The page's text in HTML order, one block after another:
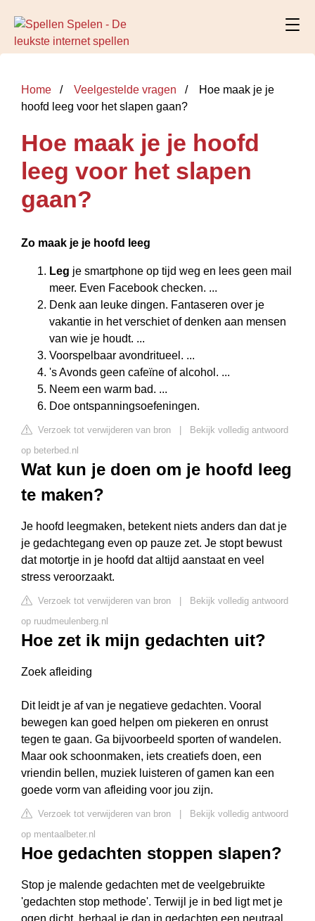
Home Veelgestelde vragen
Hoe maak je je
hoofd leeg voor het slapen gaan?
Hoe maak je je hoofd
leeg voor het slapen
gaan?
Zo maak je je hoofd leeg
Leg je smartphone op tijd weg en lees geen mail
meer. Even Facebook checken. ...
Denk aan leuke dingen. Fantaseren over je
vakantie in het verschiet of denken aan mensen
van wie je houdt. ...
Voorspelbaar avondritueel. ...
's Avonds geen cafeïne of alcohol. ...
Neem een warm bad. ...
Doe ontspanningsoefeningen.
Verzoek tot verwijderen van bron
Bekijk volledig antwoord
op beterbed.nl
Wat kun je doen om je hoofd leeg
te maken?
Je hoofd leegmaken, betekent niets anders dan dat je
je gedachtegang even op pauze zet. Je stopt bewust
dat motortje in je hoofd dat altijd aanstaat en veel
stress veroorzaakt.
Verzoek tot verwijderen van bron
Bekijk volledig antwoord
op ruudmeulenberg.nl
Hoe zet ik mijn gedachten uit?
Zoek afleiding
Dit leidt je af van je negatieve gedachten. Vooral
bewegen kan goed helpen om piekeren en onrust
tegen te gaan. Ga bijvoorbeeld sporten of wandelen.
Maar ook schoonmaken, iets creatiefs doen, een
vriendin bellen, muziek luisteren of gamen kan een
goede vorm van afleiding voor jou zijn.
Verzoek tot verwijderen van bron
Bekijk volledig antwoord
op mentaalbeter.nl
Hoe gedachten stoppen slapen?
Stop je malende gedachten met de veelgebruikte
'gedachten stop methode'. Terwijl je in bed ligt met je
ogen dicht, herhaal je dan in gedachten een neutraal